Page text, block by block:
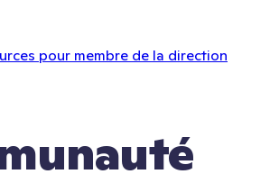
pour membre de la direction